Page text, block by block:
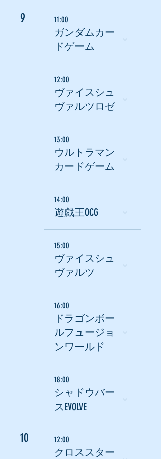
9 11:00
ガンダムカー
ドゲーム
12:00
ヴァイスシュ
ヴァルツロゼ
13:00
ウルトラマン
カードゲーム
14:00
遊戯王OCG
15:00
ヴァイスシュ
ヴァルツ
16:00
ドラゴンボー
ルフュージョ
ンワールド
18:00
シャドウバー
スEVOLVE
10 12:00
クロススター